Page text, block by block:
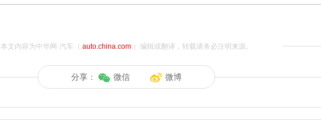
本文内容为中华网·汽车（ auto.china.com）编辑或翻译，转载请务必注明来源。
分享： 微信 微博